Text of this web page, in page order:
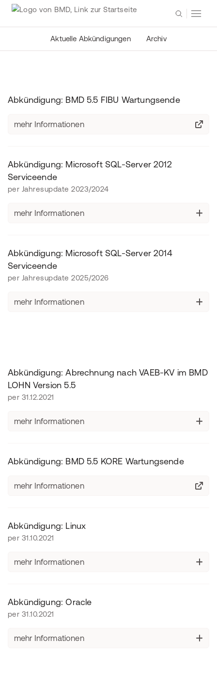
Aktuelle Abkündigungen Archiv
Abkündigung: BMD 5.5 FIBU Wartungsende
mehr Informationen
Abkündigung: Microsoft SQL-Server 2012
Serviceende
per Jahresupdate 2023/2024
mehr Informationen
Abkündigung: Microsoft SQL-Server 2014
Serviceende
per Jahresupdate 2025/2026
mehr Informationen
Abkündigung: Abrechnung nach VAEB-KV im BMD
LOHN Version 5.5
per 31.12.2021
mehr Informationen
Abkündigung: BMD 5.5 KORE Wartungsende
mehr Informationen
Abkündigung: Linux
per 31.10.2021
mehr Informationen
Abkündigung: Oracle
per 31.10.2021
mehr Informationen